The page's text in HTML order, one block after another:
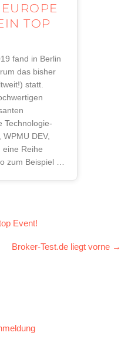
TOP
fand in Berlin
das bisher
statt.
Technologie-
DEV,
eine Reihe
zum Beispiel …
Event!
Broker-Test.de liegt vorne →